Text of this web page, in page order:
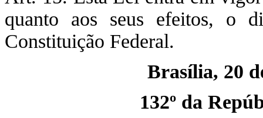
quanto aos seus efeitos,
Constituição Federal.
Brasília, 20
132º da